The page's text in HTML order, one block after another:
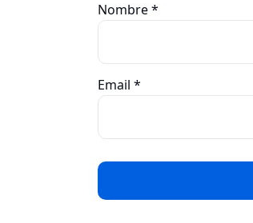
Nombre*
Email *